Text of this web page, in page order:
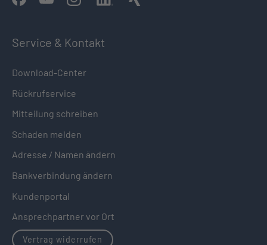
Service & Kontakt
Download-Center
Rückrufservice
Mitteilung schreiben
Schaden melden
Adresse / Namen ändern
Bankverbindung ändern
Kundenportal
Ansprechpartner vor Ort
Vertrag widerrufen